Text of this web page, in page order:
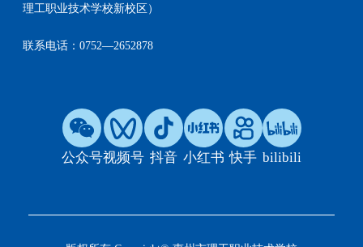
理工职业技术学校新校区）
联系电话：0752—2652878
公众号视频号 抖音 小红书 快手 bilibili